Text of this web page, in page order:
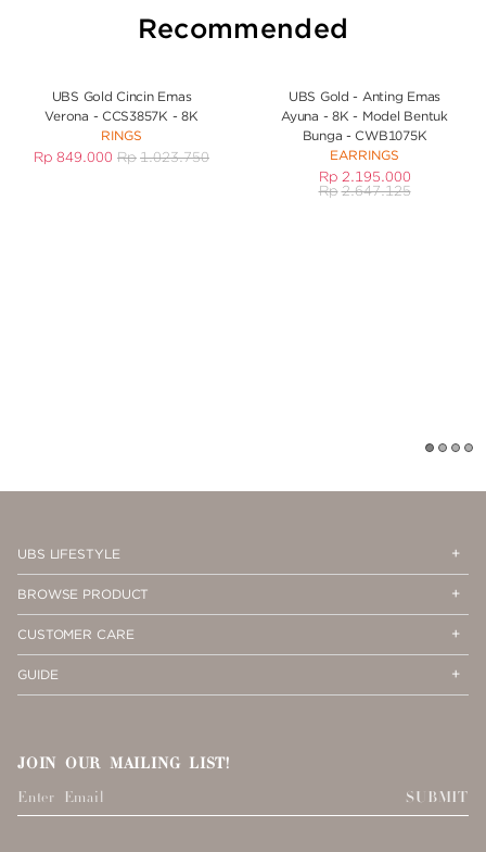
Recommended
UBS Gold Cincin Emas
Verona - CCS3857K - 8K
RINGS
Rp 849.000 Rp 1.023.750
UBS Gold - Anting Emas
Ayuna - 8K - Model Bentuk
Bunga - CWB1075K
EARRINGS
Rp 2.195.000
Rp 2.647.125
UBS LIFESTYLE
BROWSE PRODUCT
CUSTOMER CARE
GUIDE
JOIN OUR MAILING LIST!
SUBMIT